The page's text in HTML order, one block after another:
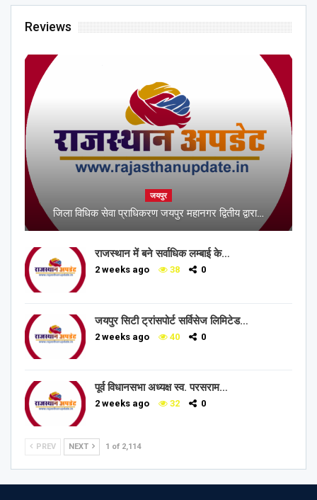
Reviews
जयपुर
जिला विधिक सेवा प्राधिकरण जयपुर महानगर द्वितीय द्वारा…
राजस्थान में बने सर्वाधिक लम्बाई के…
2 weeks ago 38 0
जयपुर सिटी ट्रांसपोर्ट सर्विसेज लिमिटेड…
2 weeks ago 40 0
पूर्व विधानसभा अध्यक्ष स्व. परसराम…
2 weeks ago 32 0
PREV NEXT 1 of 2,114